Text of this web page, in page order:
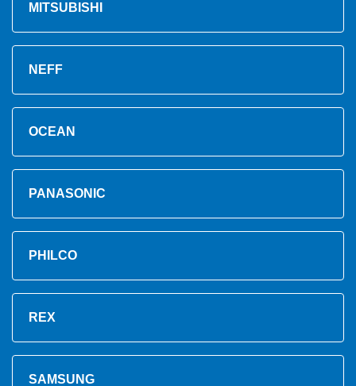
MITSUBISHI
NEFF
OCEAN
PANASONIC
PHILCO
REX
SAMSUNG